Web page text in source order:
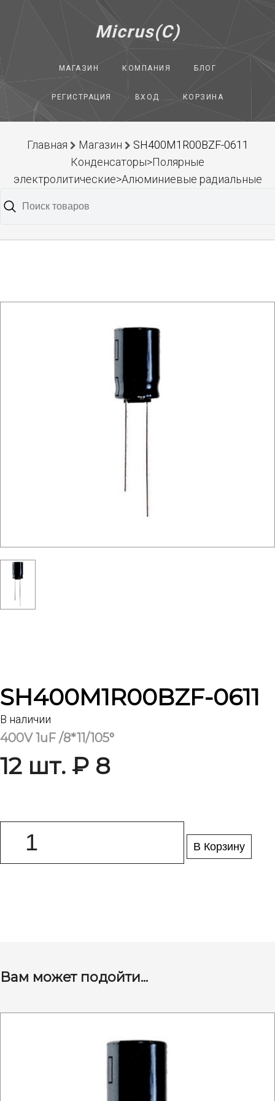
Micrus(C)
МАГАЗИН КОМПАНИЯ БЛОГ
РЕГИСТРАЦИЯ ВХОД КОРЗИНА
Главная Магазин
SH400M1R00BZF-0611
Конденсаторы>Полярные
электролитические>Алюминиевые радиальные
SH400M1R00BZF-0611
В наличии
400V 1uF /8*11/105°
12 шт. ₽ 8
В Корзину
Вам может подойти...